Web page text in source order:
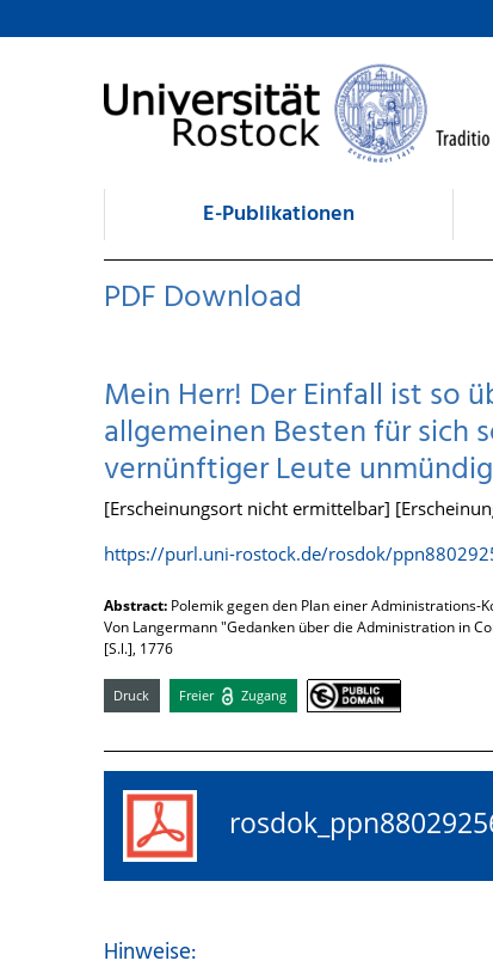
zum Inhalt
E-Publikationen
PDF Download
Mein Herr! Der Einfall ist so
allgemeinen Besten für sich
vernünftiger Leute unmündig
[Erscheinungsort nicht ermittelbar]
https://purl.uni-rostock.de/rosdok/
Abstract: Polemik gegen den Plan einer Administrations-
Von Langermann "Gedanken über die Administration in
[S.l.], 1776
Druck Freier Zugang
Hinweise: